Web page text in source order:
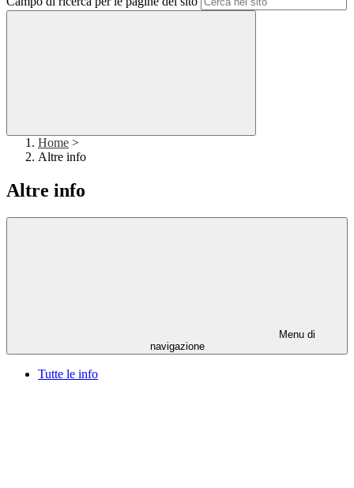
Home >
Altre info
Altre info
Menu di
navigazione
Tutte le info